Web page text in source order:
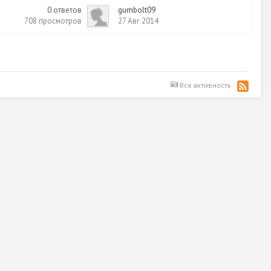
0 ответов
708 просмотров
gumbolt09
27 Авг 2014
Вся активность